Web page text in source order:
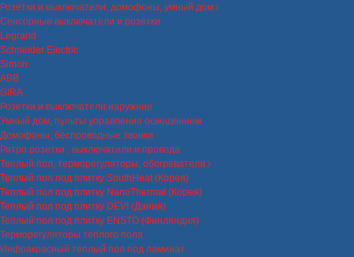
Розетки и выключатели, домофоны, умный дом
Сенсорные выключатели и розетки
Legrand
Schneider Electric
Simon
ABB
GIRA
Розетки и выключатели наружние
Умный дом, пульты управления освещением
Домофоны, беспроводные звонки
Ретро розетки , выключатели и провода
Теплый пол, терморегуляторы, обогреватели
Теплый пол под плитку SouthHeat (Корея)
Теплый пол под плитку NanoThermal (Корея)
Теплый пол под плитку DEVI (Дания)
Теплый пол под плитку ENSTO (Финляндия)
Терморегуляторы теплого пола
Инфракрасный теплый пол под ламинат